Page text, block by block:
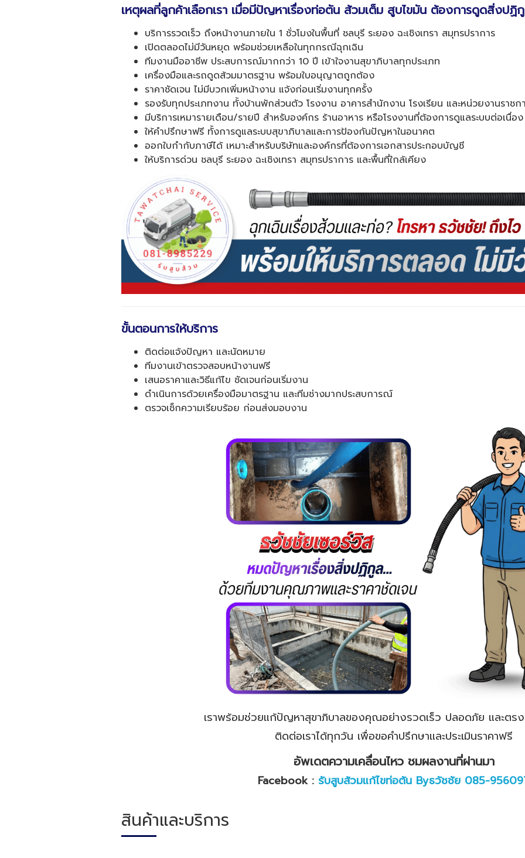
เหตุผลที่ลูกค้าเลือกเรา เมื่อมีปัญหาเรื่องท่อตัน ส้วมเต็ม สูบไขมัน ต้องการดูดสิ่งปฏิ
บริการรวดเร็ว ถึงหน้างานภายใน 1 ชั่วโมงในพื้นที่ ชลบุรี ระยอง ฉะเชิงเทรา สมุทรปราการ
เปิดตลอดไม่มีวันหยุด พร้อมช่วยเหลือในทุกกรณีฉุกเฉิน
ทีมงานมืออาชีพ ประสบการณ์มากกว่า 10 ปี เข้าใจงานสุขาภิบาลทุกประเภท
เครื่องมือและรถดูดส้วมมาตรฐาน พร้อมใบอนุญาตถูกต้อง
ราคาชัดเจน ไม่มีบวกเพิ่มหน้างาน แจ้งก่อนเริ่มงานทุกครั้ง
รองรับทุกประเภทงาน ทั้งบ้านพักส่วนตัว โรงงาน อาคารสำนักงาน โรงเรียน และหน่วยงานราชก
มีบริการเหมารายเดือน/รายปี สำหรับองค์กร ร้านอาหาร หรือโรงงานที่ต้องการดูแลระบบต่อเนื่อง
ให้คำปรึกษาฟรี ทั้งการดูแลระบบสุขาภิบาลและการป้องกันปัญหาในอนาคต
ออกใบกำกับภาษีได้ เหมาะสำหรับบริษัทและองค์กรที่ต้องการเอกสารประกอบบัญชี
ให้บริการด่วน ชลบุรี ระยอง ฉะเชิงเทรา สมุทรปราการ และพื้นที่ใกล้เคียง
ขั้นตอนการให้บริการ
ติดต่อแจ้งปัญหา และนัดหมาย
ทีมงานเข้าตรวจสอบหน้างานฟรี
เสนอราคาและวิธีแก้ไข ชัดเจนก่อนเริ่มงาน
ดำเนินการด้วยเครื่องมือมาตรฐาน และทีมช่างมากประสบการณ์
ตรวจเช็กความเรียบร้อย ก่อนส่งมอบงาน
เราพร้อมช่วยแก้ปัญหาสุขาภิบาลของคุณอย่างรวดเร็ว ปลอดภัย และตร
ติดต่อเราได้ทุกวัน เพื่อขอคำปรึกษาและประเมินราคาฟรี
อัพเดตความเคลื่อนไหว ชมผลงานที่ผ่านมา
Facebook : รับสูบส้วมแก้ไขท่อตัน Byธวัชชัย 085-
สินค้าและบริการ